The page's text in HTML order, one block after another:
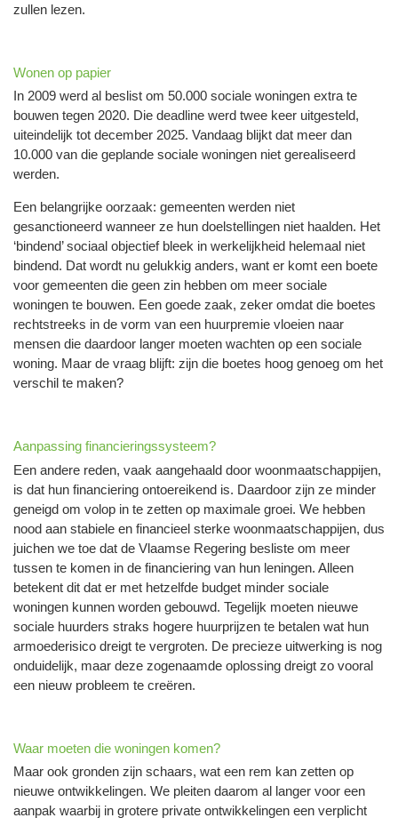
zullen lezen.
Wonen op papier
In 2009 werd al beslist om 50.000 sociale woningen extra te
bouwen tegen 2020. Die deadline werd twee keer uitgesteld,
uiteindelijk tot december 2025. Vandaag blijkt dat meer dan
10.000 van die geplande sociale woningen niet gerealiseerd
werden.
Een belangrijke oorzaak: gemeenten werden niet
gesanctioneerd wanneer ze hun doelstellingen niet haalden. Het
‘bindend’ sociaal objectief bleek in werkelijkheid helemaal niet
bindend. Dat wordt nu gelukkig anders, want er komt een boete
voor gemeenten die geen zin hebben om meer sociale
woningen te bouwen. Een goede zaak, zeker omdat die boetes
rechtstreeks in de vorm van een huurpremie vloeien naar
mensen die daardoor langer moeten wachten op een sociale
woning. Maar de vraag blijft: zijn die boetes hoog genoeg om het
verschil te maken?
Aanpassing financieringssysteem?
Een andere reden, vaak aangehaald door woonmaatschappijen,
is dat hun financiering ontoereikend is. Daardoor zijn ze minder
geneigd om volop in te zetten op maximale groei. We hebben
nood aan stabiele en financieel sterke woonmaatschappijen, dus
juichen we toe dat de Vlaamse Regering besliste om meer
tussen te komen in de financiering van hun leningen. Alleen
betekent dit dat er met hetzelfde budget minder sociale
woningen kunnen worden gebouwd. Tegelijk moeten nieuwe
sociale huurders straks hogere huurprijzen te betalen wat hun
armoederisico dreigt te vergroten. De precieze uitwerking is nog
onduidelijk, maar deze zogenaamde oplossing dreigt zo vooral
een nieuw probleem te creëren.
Waar moeten die woningen komen?
Maar ook gronden zijn schaars, wat een rem kan zetten op
nieuwe ontwikkelingen. We pleiten daarom al langer voor een
aanpak waarbij in grotere private ontwikkelingen een verplicht